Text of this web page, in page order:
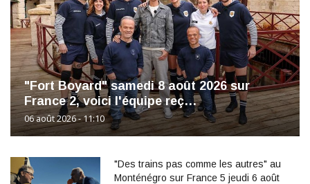
"Fort Boyard" samedi 8 août 2026 sur
France 2, voici l'équipe reç…
06 août 2026 - 11:10
"Des trains pas comme les autres" au
Monténégro sur France 5 jeudi 6 août